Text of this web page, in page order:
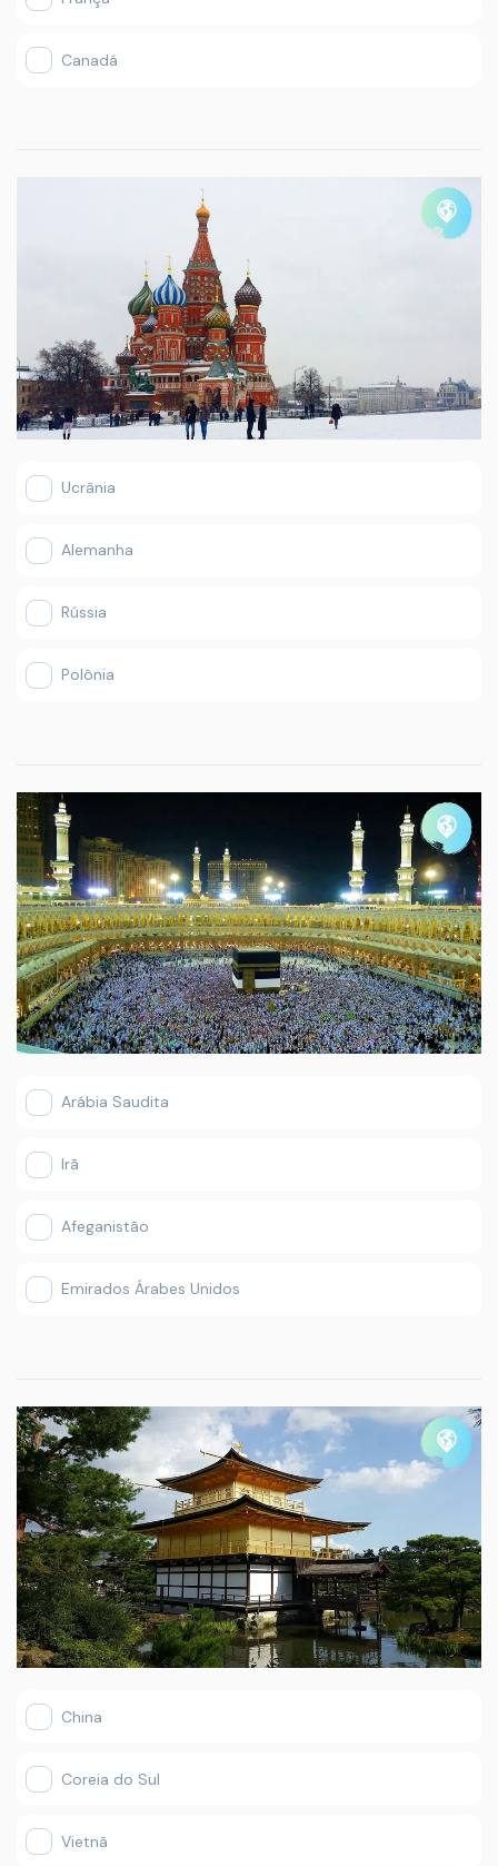
Canadá
Ucrânia
Alemanha
Rússia
Polônia
Arábia Saudita
Irã
Afeganistão
Emirados Árabes Unidos
China
Coreia do Sul
Vietnã